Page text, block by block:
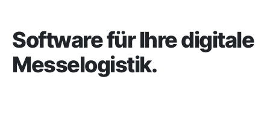
Software für Ihre digitale
Messelogistik.